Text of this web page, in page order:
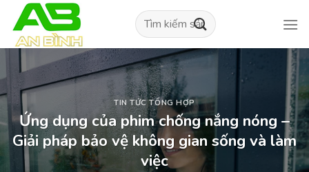
content
Tìm
kiếm:
TIN TỨC TỔNG HỢP
Ứng dụng của phim chống nắng nóng –
Giải pháp bảo vệ không gian sống và làm
việc